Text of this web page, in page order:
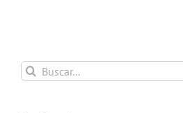
Buscar: